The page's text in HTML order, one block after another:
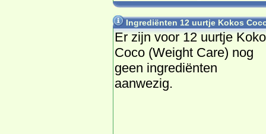
Ingrediënten 12 uurtje Kokos
Er zijn voor 12 uurtje
Coco (Weight Care) nog
geen ingrediënten
aanwezig.